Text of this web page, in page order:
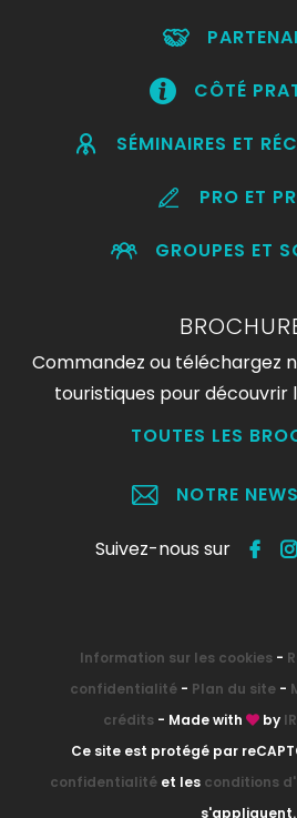
CÔTÉ
SÉMINAIRES ET
PRO ET
GROUPES ET
Commandez ou téléchargez
touristiques pour découvrir
TOUTES LES
NOTRE
Suivez-nous sur
Information sur les cookies -
confidentialité- Plan du site-
crédits - Made with by
Ce site est protégé par
confidentialité et les conditions
s'appliquent.